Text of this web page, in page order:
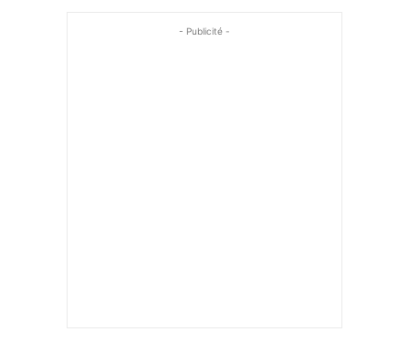
- Publicité -